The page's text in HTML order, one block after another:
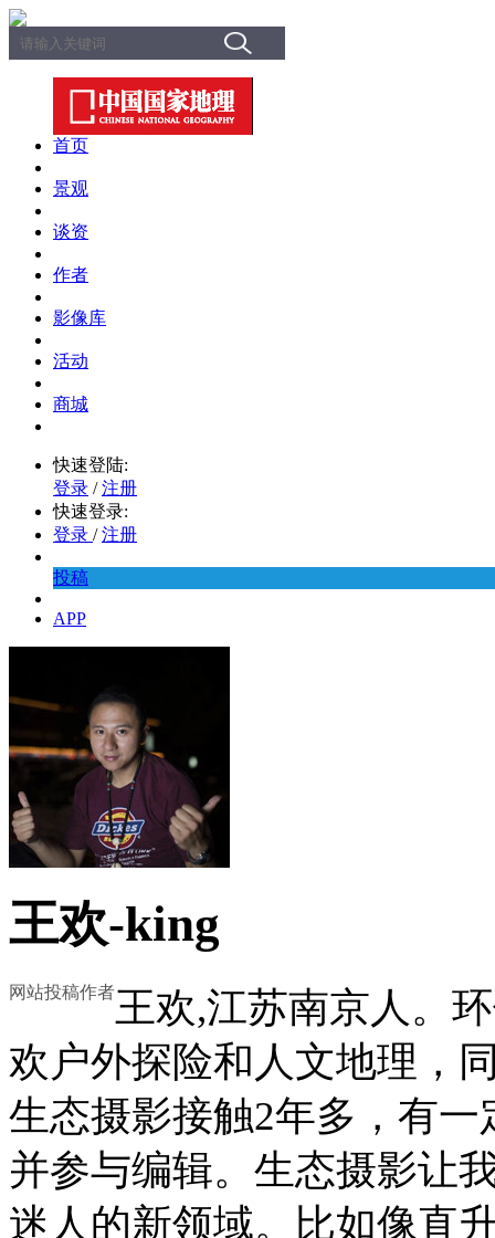
首页
景观
谈资
作者
影像库
活动
商城
快速登陆:
登录 / 注册
快速登录:
登录 / 注册
投稿
APP
王欢-king
网站投稿作者王欢,江苏南京人。
欢户外探险和人文地理，
生态摄影接触2年多，有
并参与编辑。生态摄影让
迷人的新领域。比如像直